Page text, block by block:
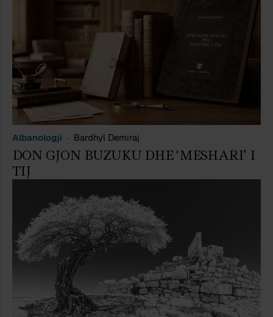
Albanologji Bardhyl Demiraj
DON GJON BUZUKU DHE ‘MESHARI’ I
TIJ